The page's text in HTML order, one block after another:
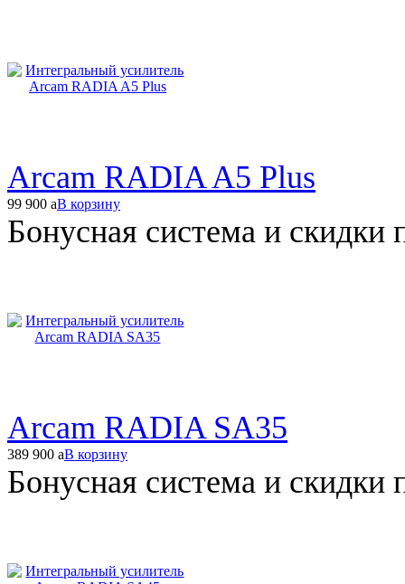
Arcam RADIA A5 Plus
99 900 aВ корзину
Бонусная система и скидки
Arcam RADIA SA35
389 900 aВ корзину
Бонусная система и скидки